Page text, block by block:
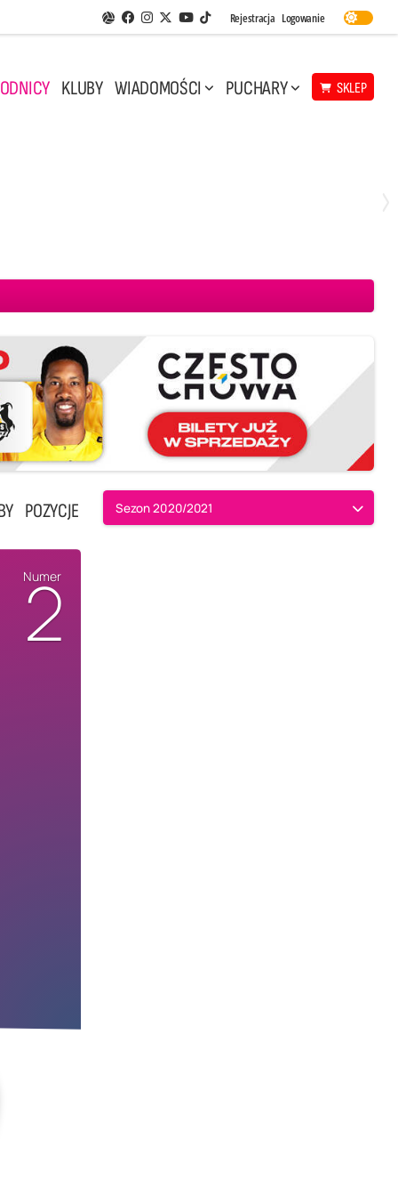
Aplikacja Siatkarskie Ligi
Facebook
Instagram
Twitter
Youtube
TikTok
Rejestracja Logowanie
KLUBY WIADOMOŚCI PUCHARY SKLEP
POZYCJE Sezon 2020/2021
Numer
2